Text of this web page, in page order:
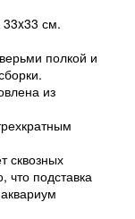
33x33 см.
полкой и
из
сквозных
что подставка